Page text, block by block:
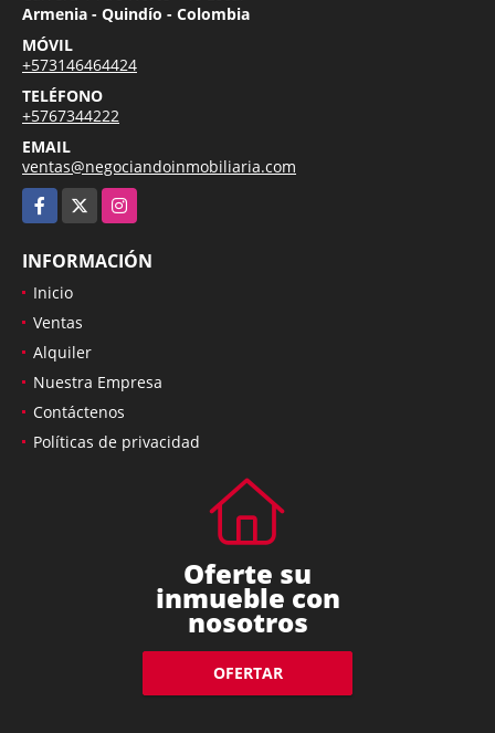
Armenia - Quindío - Colombia
MÓVIL
+573146464424
TELÉFONO
+5767344222
EMAIL
ventas@negociandoinmobiliaria.com
Facebook
Instagram
INFORMACIÓN
Inicio
Ventas
Alquiler
Nuestra Empresa
Contáctenos
Políticas de privacidad
Oferte su
inmueble con
nosotros
OFERTAR